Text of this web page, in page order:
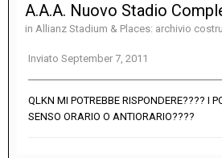
A.A.A. Nuovo Stadio
in Allianz Stadium & Places: archivio
Inviato September 7, 2011
QLKN MI POTREBBE RISPONDERE???? I
SENSO ORARIO O ANTIORARIO????